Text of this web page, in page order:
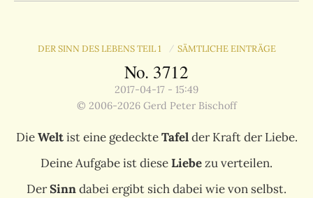
DER SINN DES LEBENS TEIL 1 / SÄMTLICHE EINTRÄGE
No. 3712
2017-04-17 - 15:49
© 2006-2026 Gerd Peter Bischoff
DieWeltist eine gedeckteTafelder Kraft der Liebe.
Deine Aufgabe ist dieseLiebezu verteilen.
DerSinndabei ergibt sich dabei wie von selbst.